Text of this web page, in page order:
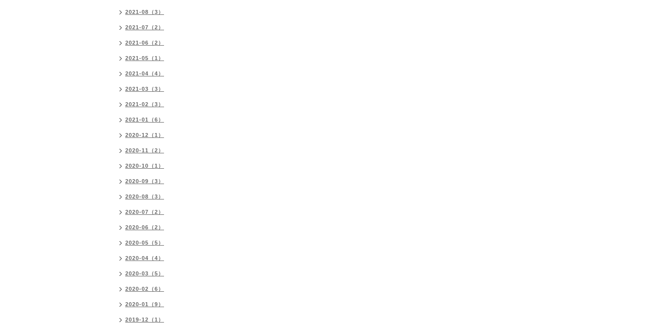
2021-08（3）
2021-07（2）
2021-06（2）
2021-05（1）
2021-04（4）
2021-03（3）
2021-02（3）
2021-01（6）
2020-12（1）
2020-11（2）
2020-10（1）
2020-09（3）
2020-08（3）
2020-07（2）
2020-06（2）
2020-05（5）
2020-04（4）
2020-03（5）
2020-02（6）
2020-01（9）
2019-12（1）